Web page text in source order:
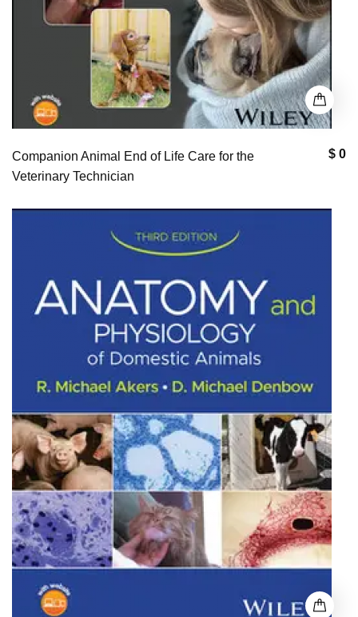
$ 0
Companion Animal End of Life Care for the
Veterinary Technician